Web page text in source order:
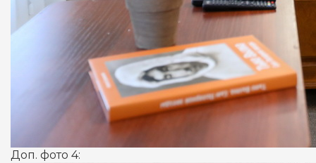
Доп. фото 4: